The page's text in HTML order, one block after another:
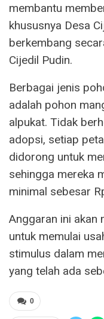
membantu
khususnya Desa
berkembang
Cijedil Pudin.
Berbagai jenis
adalah pohon
alpukat. Tidak
adopsi, setiap
didorong untuk
sehingga mereka
minimal sebesar
Anggaran ini akan
untuk memulai
stimulus dalam
yang telah ada
0